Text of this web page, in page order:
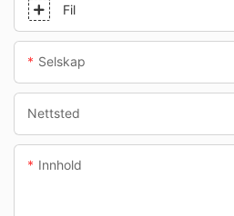
Fil
Selskap
Nettsted
Innhold